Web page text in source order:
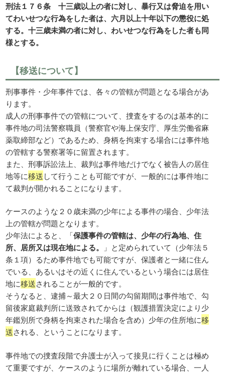
刑法１７６条 十三歳以上の者に対し、暴行又は脅迫を用い
てわいせつな行為をした者は、六月以上十年以下の懲役に処
する。十三歳未満の者に対し、わいせつな行為をした者も同
様とする。
【移送について】
刑事事件・少年事件では、各々の管轄が問題となる場合があ
ります。
成人の刑事事件での管轄について、捜査をするのは基本的に
事件地の司法警察職員（警察官や海上保安庁、厚生労働省麻
薬取締部など）であるため、身柄を拘束する場合には事件地
の管轄する警察署等に留置されます。
また、刑事訴訟法上、裁判は事件地だけでなく被告人の居住
地等に移送して行うことも可能ですが、一般的には事件地に
て裁判が開かれることになります。
ケースのような２０歳未満の少年による事件の場合、少年法
上の管轄が問題となります。
少年法によると、「保護事件の管轄は、少年の行為地、住
所、居所又は現在地による。
」と定められていて（少年法５
条１項）るため事件地でも可能ですが、保護者と一緒に住ん
でいる、あるいはその近くに住んでいるという場合には居住
地に移送されることが一般的です。
そうなると、逮捕～最大２０日間の勾留期間は事件地で、勾
留後家庭裁判所に送致されてからは（観護措置決定により少
年鑑別所で身柄を拘束された場合を含め）少年の住所地に移
送される、ということになります。
事件地での捜査段階で弁護士が入って接見に行くことは極め
て重要ですが、ケースのように場所が離れている場合、一人